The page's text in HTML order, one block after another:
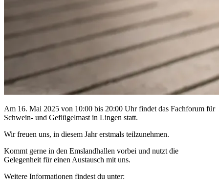
Am 16. Mai 2025 von 10:00 bis 20:00 Uhr findet das Fachforum für
Schwein- und Geflügelmast in Lingen statt.
Wir freuen uns, in diesem Jahr erstmals teilzunehmen.
Kommt gerne in den Emslandhallen vorbei und nutzt die
Gelegenheit für einen Austausch mit uns.
Weitere Informationen findest du unter: